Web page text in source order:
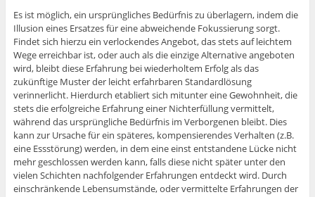
Es ist möglich, ein ursprüngliches Bedürfnis zu überlagern, indem die
Illusion eines Ersatzes für eine abweichende Fokussierung sorgt.
Findet sich hierzu ein verlockendes Angebot, das stets auf leichtem
Wege erreichbar ist, oder auch als die einzige Alternative angeboten
wird, bleibt diese Erfahrung bei wiederholtem Erfolg als das
zukünftige Muster der leicht erfahrbaren Standardlösung
verinnerlicht. Hierdurch etabliert sich mitunter eine Gewohnheit, die
stets die erfolgreiche Erfahrung einer Nichterfüllung vermittelt,
während das ursprüngliche Bedürfnis im Verborgenen bleibt. Dies
kann zur Ursache für ein späteres, kompensierendes Verhalten (z.B.
eine Essstörung) werden, in dem eine einst entstandene Lücke nicht
mehr geschlossen werden kann, falls diese nicht später unter den
vielen Schichten nachfolgender Erfahrungen entdeckt wird. Durch
einschränkende Lebensumstände, oder vermittelte Erfahrungen der